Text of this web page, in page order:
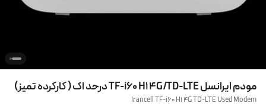
مودم ایرانسل TF-i60 H1 4G/TD-LTE درحد اک ( کارکرده تمیز)
Irancell TF-i60 H1 4G TD-LTE Used Modem